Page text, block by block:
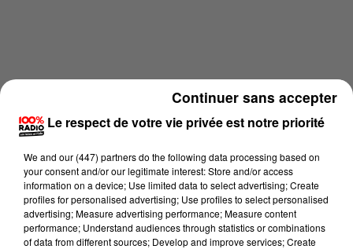
Le respect de votre vie privée est notre priorité
We and our (447) partnersdo the following data processing based on
your consent and/or our legitimate interest: Store and/or access
information on a device; Use limited data to select advertising; Create
profiles for personalised advertising; Use profiles to select personalised
advertising; Measure advertising performance; Measure content
performance; Understand audiences through statistics or combinations
of data from different sources; Develop and improve services; Create
Continuer sans accepter